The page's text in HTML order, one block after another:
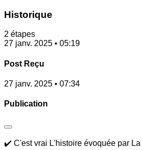
Historique
2 étapes
27 janv. 2025 • 05:19
Post Reçu
27 janv. 2025 • 07:34
Publication
✔️ C'est vrai L'histoire évoquée par